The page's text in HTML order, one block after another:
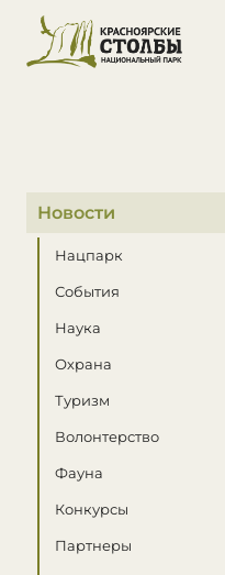
В этом разделе
Новости
Нацпарк
События
Наука
Охрана
Туризм
Волонтерство
Фауна
Конкурсы
Партнеры